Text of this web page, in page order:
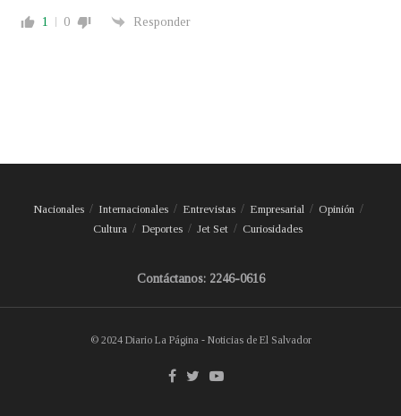
1 0 Responder
Nacionales Internacionales Entrevistas Empresarial
Opinión
Cultura
Deportes Jet Set Curiosidades
Contáctanos: 2246-0616
© 2024 Diario La Página - Noticias de El Salvador